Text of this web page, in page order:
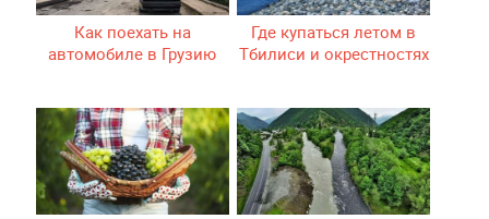
Как поехать на
автомобиле в Грузию
Где купаться летом в
Тбилиси и окрестностях